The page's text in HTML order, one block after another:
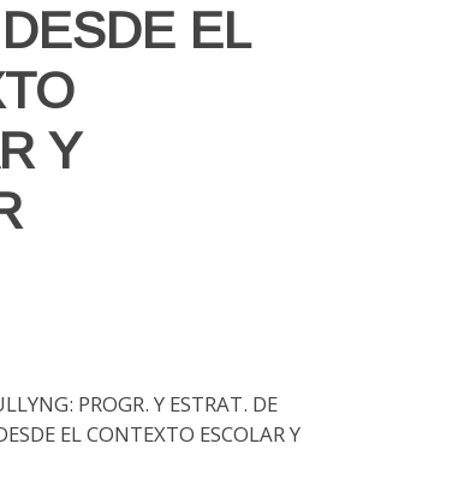
EL
Y
PROGR. Y ESTRAT. DE
EL CONTEXTO ESCOLAR Y